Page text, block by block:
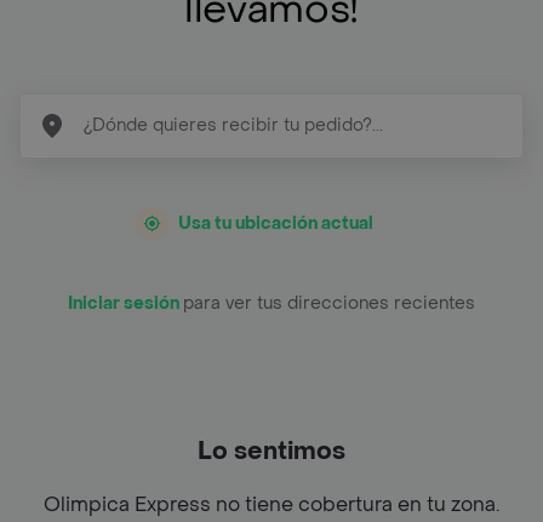
Usa tu ubicación actual
Iniciar sesión para ver tus direcciones recientes
Lo sentimos
Olimpica Express no tiene cobertura en tu zona.